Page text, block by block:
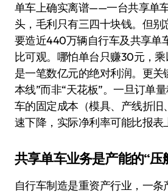
单车上确实离谱——一台共享单
头，毛利只有三四十块钱。但别
要造近440万辆自行车及共享单
比可观。哪怕单台只赚30元，
是一笔数亿元的绝对利润。更关
本线”而非“天花板”。一旦订单
车的固定成本（模具、产线折旧
速下降，实际净利率可能比报表
共享单车业务是产能的“压
自行车制造是重资产行业，一